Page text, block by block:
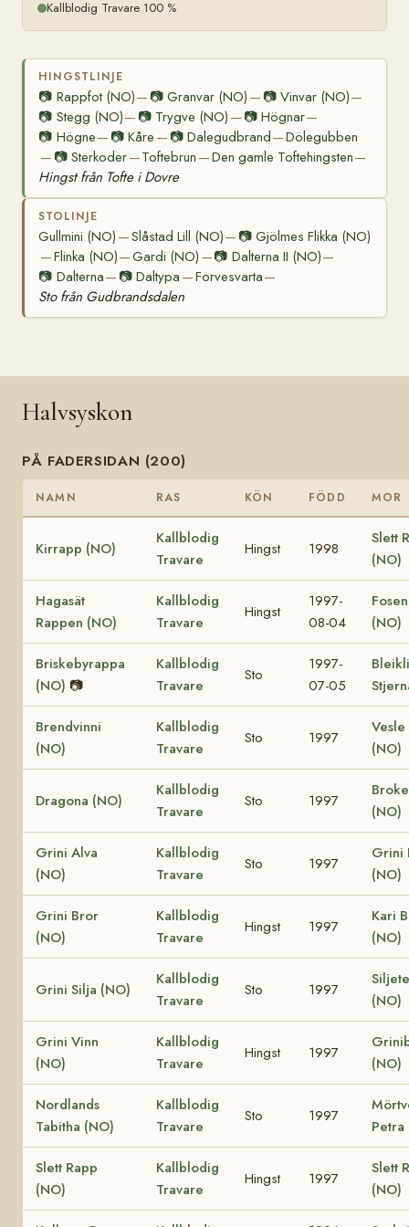
Kallblodig Travare 100 %
HINGSTLINJE
📷 Rappfot (NO)— 📷Granvar (NO) — 📷 Vinvar (NO)—
📷 Stegg (NO)— 📷 Trygve (NO) — 📷 Högnar—
📷 Högne— 📷Kåre — 📷 Dalegudbrand—Dölegubben
— 📷Sterkoder—Toftebrun —Den gamle Toftehingsten—
Hingst från Tofte i Dovre
STOLINJE
Gullmini (NO) —Slåstad Lill (NO)— 📷Gjölmes Flikka (NO)
—Flinka (NO)—Gardi (NO) —📷 Dalterna II (NO)—
📷 Dalterna— 📷Daltypa —Forvesvarta—
Sto från Gudbrandsdalen
Halvsyskon
PÅ FADERSIDAN (200)
NAMN RAS KÖN FÖDD MOR
Kirrapp (NO)
Kallblodig
Travare
Hingst 1998
Slett
(NO)
Hagasät
Rappen (NO)
Kallblodig
Travare
Hingst
1997-
08-04
(NO)
Briskebyrappa
(NO) 📷
Kallblodig
Travare
Sto
1997-
07-05
Bleikli
Brendvinni
(NO)
Kallblodig
Travare
Sto 1997
(NO)
Dragona (NO)
Kallblodig
Travare
Sto 1997
(NO)
Grini Alva
(NO)
Kallblodig
Travare
Sto 1997
Grini
(NO)
Grini Bror
(NO)
Kallblodig
Travare
Hingst 1997
Kari
(NO)
Grini Silja (NO)
Kallblodig
Travare
Sto 1997
(NO)
Grini Vinn
(NO)
Kallblodig
Travare
Hingst 1997
(NO)
Nordlands
Tabitha (NO)
Kallblodig
Travare
Sto 1997
Petra
Slett Rapp
(NO)
Kallblodig
Travare
Hingst 1997
Slett
(NO)